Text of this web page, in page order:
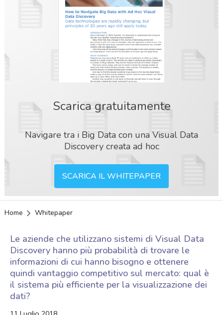
Scarica gratuitamente
Navigare tra i Big Data con una Visual Data
Discovery creata ad hoc
SCARICA IL WHITEPAPER
Home Whitepaper
Le aziende che utilizzano sistemi di Visual Data
Discovery hanno più probabilità di trovare le
informazioni di cui hanno bisogno e ottenere
quindi vantaggio competitivo sul mercato: qual è
il sistema più efficiente per la visualizzazione dei
dati?